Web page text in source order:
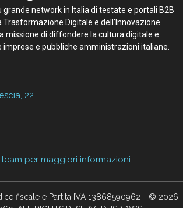
grande network in Italia di testate e portali B2B
Digitale e dell’Innovazione
missione di diffondere la cultura digitale e
imprese e pubbliche amministrazioni italiane.
22
per maggiori informazioni
fiscale e Partita IVA 13868590962 - © 2026